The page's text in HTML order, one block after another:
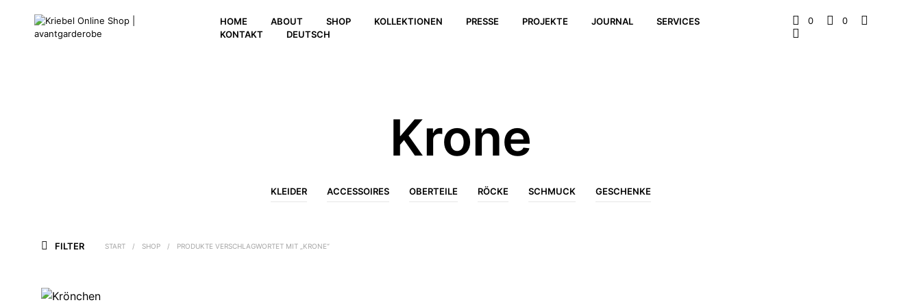
HOME ABOUT SHOP KOLLEKTIONEN PRESSE PROJEKTE JOURNAL
SERVICES
KONTAKT
DEUTSCH
0 0
Krone
KLEIDER ACCESSOIRES OBERTEILE RÖCKE SCHMUCK GESCHENKE
FILTER START / SHOP / PRODUKTE VERSCHLAGWORTET MIT „KRONE“